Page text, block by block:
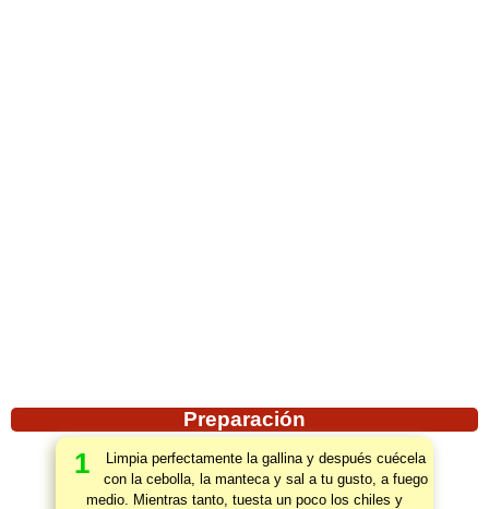
Preparación
1
Limpia perfectamente la gallina y después cuécela
con la cebolla, la manteca y sal a tu gusto, a fuego
medio. Mientras tanto, tuesta un poco los chiles y